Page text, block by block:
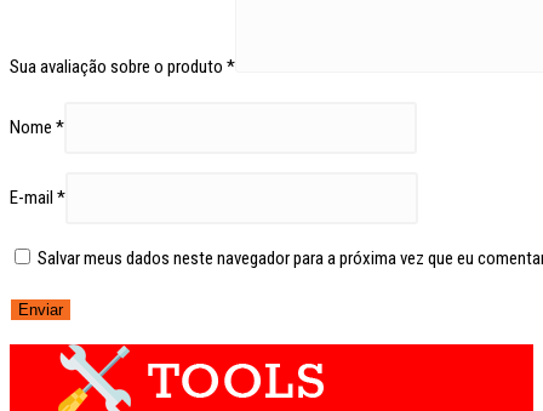
Sua avaliação sobre o produto *
Nome *
E-mail *
Salvar meus dados neste navegador para a próxima vez que eu